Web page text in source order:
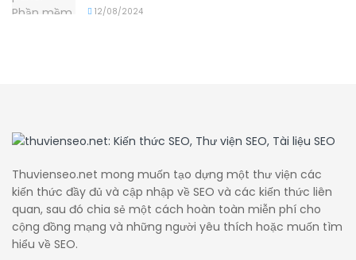
12/08/2024
Thuvienseo.net mong muốn tạo dựng một thư viện các
kiến thức đầy đủ và cập nhập về SEO và các kiến thức liên
quan, sau đó chia sẻ một cách hoàn toàn miễn phí cho
cộng đồng mạng và những người yêu thích hoặc muốn tìm
hiểu về SEO.